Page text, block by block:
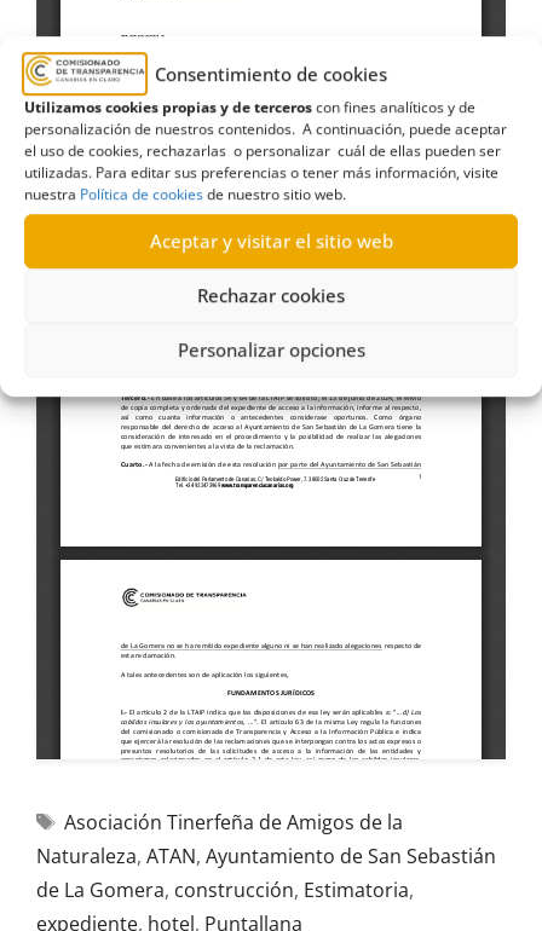
Consentimiento de cookies
Utilizamos cookies propias y de terceroscon fines analíticos y de
personalización de nuestros contenidos. A continuación, puede aceptar
el uso de cookies, rechazarlas o personalizar cuál de ellas pueden ser
utilizadas. Para editar sus preferencias o tener más información, visite
nuestra Política de cookiesde nuestro sitio web.
Aceptar y visitar el sitio web
Rechazar cookies
Personalizar opciones
Asociación Tinerfeña de Amigos de la
Naturaleza, ATAN, Ayuntamiento de San Sebastián
de La Gomera, construcción, Estimatoria,
expediente, hotel, Puntallana